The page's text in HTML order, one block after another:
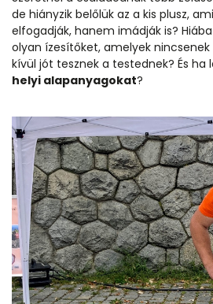
de hiányzik belőlük az a kis plusz,
elfogadják, hanem imádják is?
olyan ízesítőket, amelyek nincsenek
kívül jót tesznek a testednek? És ha
helyi alapanyagokat?